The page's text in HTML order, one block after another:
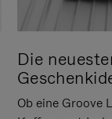
Die
Ob eine Groove